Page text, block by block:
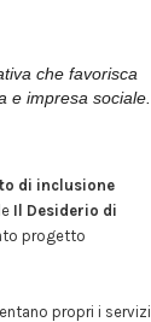
che favorisca
e impresa sociale.
di inclusione
Il Desiderio di
progetto
propri i servizi